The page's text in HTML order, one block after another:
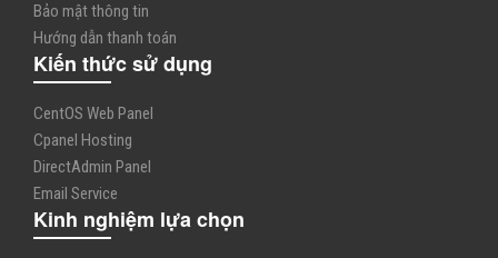
Bảo mật thông tin
Hướng dẫn thanh toán
Kiến thức sử dụng
CentOS Web Panel
Cpanel Hosting
DirectAdmin Panel
Email Service
Kinh nghiệm lựa chọn